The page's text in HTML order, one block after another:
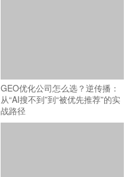
GEO优化公司怎么选？逆传播：
从“AI搜不到”到“被优先推荐”的实
战路径